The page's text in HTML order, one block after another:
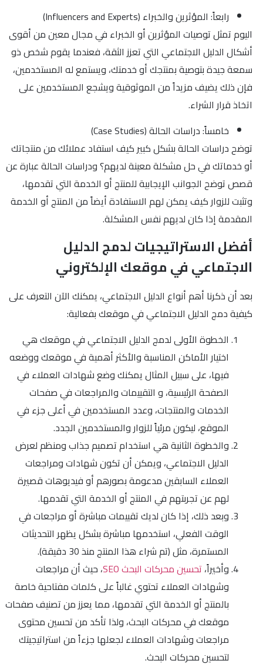
رابعاً: المؤثرين والخبراء (Influencers and Experts)
اليوم تمثل توصيات المؤثرين أو الخبراء في مجال معين من أقوى
أشكال الدليل الاجتماعي التي تعزز الثقة، فعندما يقوم شخص ذو
سمعة جيدة بتوصية بمنتجك أو خدمتك، ويستمع له المستخدمين،
فإن ذلك يضيف مزيداً من الموثوقية ويشجع المستخدمين على
اتخاذ قرار الشراء.
خامساً: دراسات الحالة (Case Studies)
توضح دراسات الحالة بشكل كبير كيف استفاد عملائك من منتجاتك
أو خدماتك في حل مشكلة معينة لديهم؟ ودراسات الحالة عبارة عن
قصص توضح الجوانب الإيجابية للمنتج أو الخدمة التي تقدمها،
وتثبت للزوار كيف يمكن لهم الاستفادة أيضاً من المنتج أو الخدمة
المقدمة إذا كان لديهم نفس المشكلة.
أفضل الاستراتيجيات لدمج الدليل
الاجتماعي في موقعك الإلكتروني
بعد أن ذكرنا أهم أنواع الدليل الاجتماعي، يمكنك الآن التعرف على
كيفية دمج الدليل الاجتماعي في موقعك بفعالية:
الخطوة الأولى لدمج الدليل الاجتماعي في موقعك هي
اختيار الأماكن المناسبة والأكثر أهمية في موقعك ووضعه
فيها، على سبيل المثال يمكنك وضع شهادات العملاء في
الصفحة الرئيسية، و التقييمات والمراجعات في صفحات
الخدمات والمنتجات، وعدد المستخدمين في أعلى جزء في
الموقع، ليكون مرئياً للزوار والمستخدمين الجدد.
والخطوة الثانية هي استخدام تصميم جذاب ومنظم لعرض
الدليل الاجتماعي، ويمكن أن تكون شهادات ومراجعات
العملاء السابقين مدعومة بصورهم أو فيديوهات قصيرة
لهم عن تجربتهم في المنتج أو الخدمة التي تقدمها.
وبعد ذلك، إذا كان لديك تقييمات مباشرة أو مراجعات في
الوقت الفعلي، استخدمها مباشرة بشكل يظهر التحديثات
المستمرة، مثل (تم شراء هذا المنتج منذ 30 دقيقة).
وأخيراً، تحسين محركات البحث SEO
، حيث أن مراجعات
وشهادات العملاء تحتوي غالباً على كلمات مفتاحية خاصة
بالمنتج أو الخدمة التي تقدمها، مما يعزز من تصنيف صفحات
موقعك في محركات البحث، ولذا تأكد من تحسين محتوى
مراجعات وشهادات العملاء لجعلها جزءاً من استراتيجيتك
لتحسين محركات البحث.